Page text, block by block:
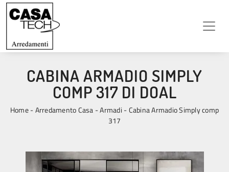
CABINA ARMADIO SIMPLY
COMP 317 DI DOAL
Home-Arredamento Casa -Armadi -Cabina Armadio Simply comp
317